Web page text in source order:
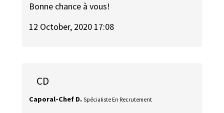
Bonne chance à vous!
12 October, 2020 17:08
CD
Caporal-Chef D. Spécialiste En Recrutement